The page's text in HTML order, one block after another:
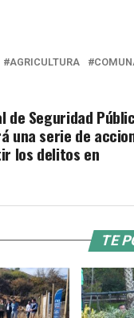
AGRICULTURA
de Seguridad
una serie de
los delitos en
TE